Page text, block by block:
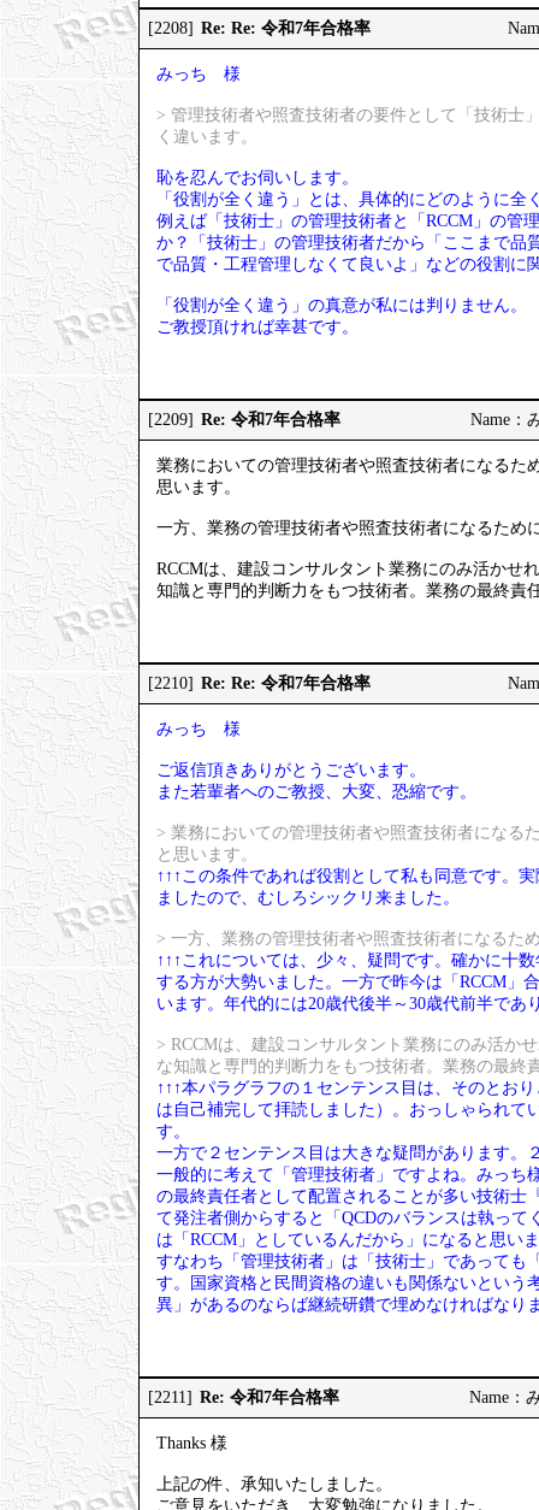
[2208] Re: Re: 令和7年合格率
みっち 様
> 管理技術者や照査技術者の要件として「技術士
く違います。
恥を忍んでお伺いします。
「役割が全く違う」とは、具体的にどのように全
例えば「技術士」の管理技術者と「RCCM」の管
か？「技術士」の管理技術者だから「ここまで品
で品質・工程管理しなくて良いよ」などの役割に
「役割が全く違う」の真意が私には判りません。
ご教授頂ければ幸甚です。
[2209] Re: 令和7年合格率 Name：
業務においての管理技術者や照査技術者になるた
思います。
一方、業務の管理技術者や照査技術者になるため
RCCMは、建設コンサルタント業務にのみ活かせ
知識と専門的判断力をもつ技術者。業務の最終責
[2210] Re: Re: 令和7年合格率
みっち 様
ご返信頂きありがとうございます。
また若輩者へのご教授、大変、恐縮です。
> 業務においての管理技術者や照査技術者になる
と思います。
↑↑↑この条件であれば役割として私も同意です。
ましたので、むしろシックリ来ました。
> 一方、業務の管理技術者や照査技術者になるた
↑↑↑これについては、少々、疑問です。確かに十
する方が大勢いました。一方で昨今は「RCCM」
います。年代的には20歳代後半～30歳代前半で
> RCCMは、建設コンサルタント業務にのみ活か
な知識と専門的判断力をもつ技術者。業務の最
↑↑↑本パラグラフの１センテンス目は、そのとお
は自己補完して拝読しました）。おっしゃられ
す。
一方で２センテンス目は大きな疑問があります。
一般的に考えて「管理技術者」ですよね。みっち
の最終責任者として配置されることが多い技術士
て発注者側からすると「QCDのバランスは執っ
は「RCCM」としているんだから」になると思い
すなわち「管理技術者」は「技術士」であっても
す。国家資格と民間資格の違いも関係ないという
異」があるのならば継続研鑽で埋めなければなり
[2211] Re: 令和7年合格率 Name：
Thanks 様
上記の件、承知いたしました。
ご意見をいただき、大変勉強になりました。